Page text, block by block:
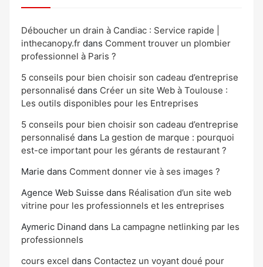
Déboucher un drain à Candiac : Service rapide |
inthecanopy.fr dans Comment trouver un plombier
professionnel à Paris ?
5 conseils pour bien choisir son cadeau d’entreprise
personnalisé dans Créer un site Web à Toulouse :
Les outils disponibles pour les Entreprises
5 conseils pour bien choisir son cadeau d’entreprise
personnalisé dans La gestion de marque : pourquoi
est-ce important pour les gérants de restaurant ?
Marie dans Comment donner vie à ses images ?
Agence Web Suisse dans Réalisation d’un site web
vitrine pour les professionnels et les entreprises
Aymeric Dinand dans La campagne netlinking par les
professionnels
cours excel dans Contactez un voyant doué pour